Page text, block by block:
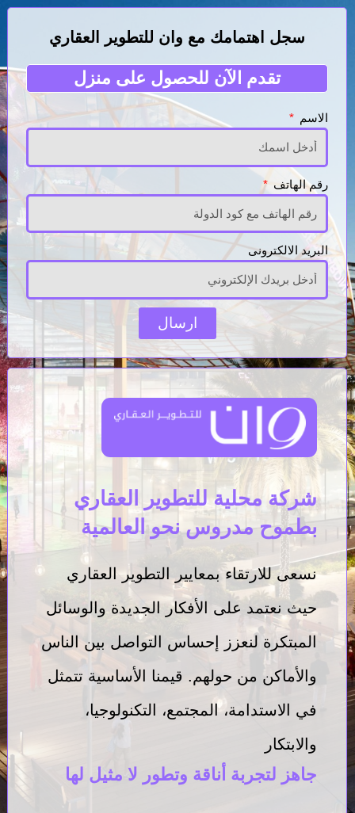
شركة محلية للتطوير العقاري
بطموح مدروس نحو العالمية
نسعى للارتقاء بمعايير التطوير العقاري
حيث نعتمد على الأفكار الجديدة والوسائل
المبتكرة لنعزز إحساس التواصل بين الناس
والأماكن من حولهم. قيمنا الأساسية تتمثل
في الاستدامة، المجتمع، التكنولوجيا،
والابتكار
جاهز لتجربة أناقة وتطور لا مثيل لها
سجل اهتمامك مع وان للتطوير العقاري
تقدم الآن للحصول على منزل
الاسم
رقم الهاتف
البريد الالكترونى
ارسال